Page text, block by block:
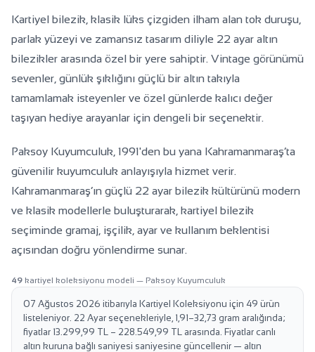
Kartiyel Bilezikte Klasik Altın Zarafeti
22 ayar klasik kartiyel bileziklerle bileğinizde kalıcı değer ve
vintage zarafet taşıyın.
Kartiyel bilezik, klasik lüks çizgiden ilham alan tok duruşu,
parlak yüzeyi ve zamansız tasarım diliyle 22 ayar altın
bilezikler arasında özel bir yere sahiptir. Vintage görünümü
sevenler, günlük şıklığını güçlü bir altın takıyla
tamamlamak isteyenler ve özel günlerde kalıcı değer
taşıyan hediye arayanlar için dengeli bir seçenektir.
Paksoy Kuyumculuk, 1991'den bu yana Kahramanmaraş’ta
güvenilir kuyumculuk anlayışıyla hizmet verir.
Kahramanmaraş’ın güçlü 22 ayar bilezik kültürünü modern
ve klasik modellerle buluşturarak, kartiyel bilezik
seçiminde gramaj, işçilik, ayar ve kullanım beklentisi
açısından doğru yönlendirme sunar.
49 kartiyel koleksiyonu modeli — Paksoy Kuyumculuk
07 Ağustos 2026 itibarıyla Kartiyel Koleksiyonu için 49 ürün
listeleniyor. 22 Ayar seçenekleriyle, 1,91–32,73 gram aralığında;
fiyatlar 13.299,99 TL – 228.549,99 TL arasında. Fiyatlar canlı
altın kuruna bağlı saniyesi saniyesine güncellenir — altın